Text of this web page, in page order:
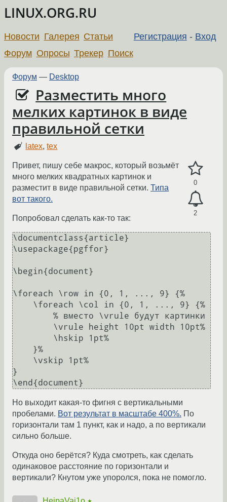
LINUX.ORG.RU
Регистрация - Вход
Новости Галерея Статьи
Форум Опросы Трекер Поиск
Форум — Desktop
Разместить много
мелких картинок в виде
правильной сетки
latex,tex
0
2
Привет, пишу себе макрос, который возьмёт
много мелких квадратных картинок и
разместит в виде правильной сетки. Типа
вот такого.
Попробовал сделать как-то так:
\documentclass{article}
\usepackage{pgffor}
\begin{document}
\foreach \row in {0, 1, ..., 9} {%
}
Но выходит какая-то фигня с вертикальными
пробелами. Вот результат в масштабе 400%. По
горизонтали там 1 пункт, как и надо, а по вертикали
сильно больше.
Откуда оно берётся? Куда смотреть, как сделать
одинаковое расстояние по горизонтали и
вертикали? Кнутом уже упоролся, пока не помогло.